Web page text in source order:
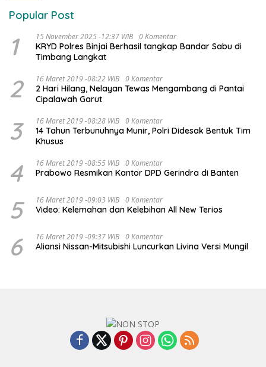
Popular Post
1 15 November 2025 -12:37 WIB 0 Komentar
KRYD Polres Binjai Berhasil tangkap Bandar Sabu di
Timbang Langkat
2 16 Maret 2019 -08:22 WIB 0 Komentar
2 Hari Hilang, Nelayan Tewas Mengambang di Pantai
Cipalawah Garut
3 16 Maret 2019 -08:28 WIB 0 Komentar
14 Tahun Terbunuhnya Munir, Polri Didesak Bentuk Tim
Khusus
4 16 Maret 2019 -08:55 WIB 0 Komentar
Prabowo Resmikan Kantor DPD Gerindra di Banten
5 16 Maret 2019 -09:03 WIB 0 Komentar
Video: Kelemahan dan Kelebihan All New Terios
6 16 Maret 2019 -09:37 WIB 0 Komentar
Aliansi Nissan-Mitsubishi Luncurkan Livina Versi Mungil